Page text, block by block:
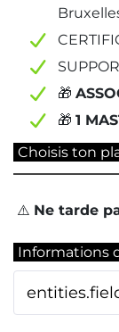
🎁
🎁 1
Choisis ton
⚠️ Ne tarde
Informations